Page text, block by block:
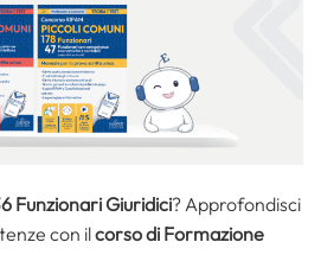
Funzionari Giuridici? Approfondisci
con ilcorso di Formazione